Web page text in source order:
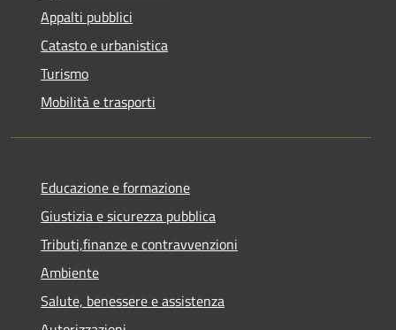
Appalti pubblici
Catasto e urbanistica
Turismo
Mobilità e trasporti
Educazione e formazione
Giustizia e sicurezza pubblica
Tributi,finanze e contravvenzioni
Ambiente
Salute, benessere e assistenza